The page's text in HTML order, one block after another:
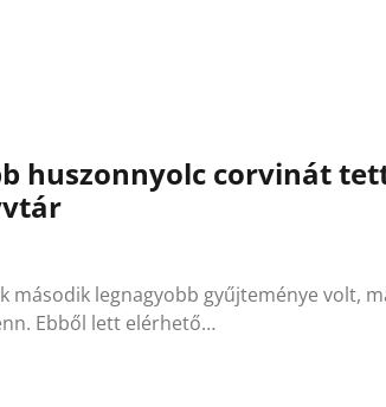
huszonnyolc corvinát
második legnagyobb gyűjteménye volt,
Ebből lett elérhető…